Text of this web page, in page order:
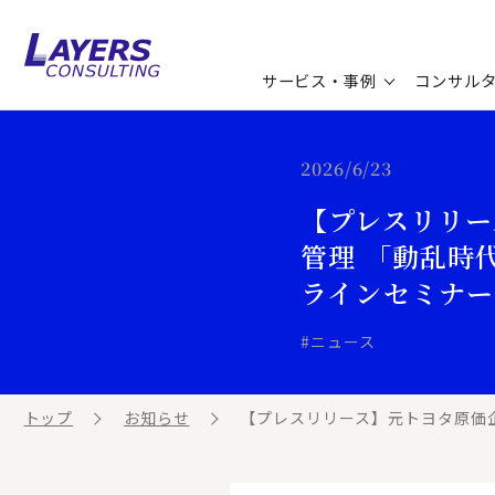
サービス・事例 コンサル
コンサルティングサービス
コンサルティング事例
お客様の声
セミナー情報
最新ソリューション
ビジネス用語集
ビジネステーマ解説集
動画ライブラリ
連載／寄稿／書籍
2026/6/23
【プレスリリ
管理 「動乱時
ラインセミナ
#ニュース
トップ お知らせ 【プレスリリース】元トヨタ原